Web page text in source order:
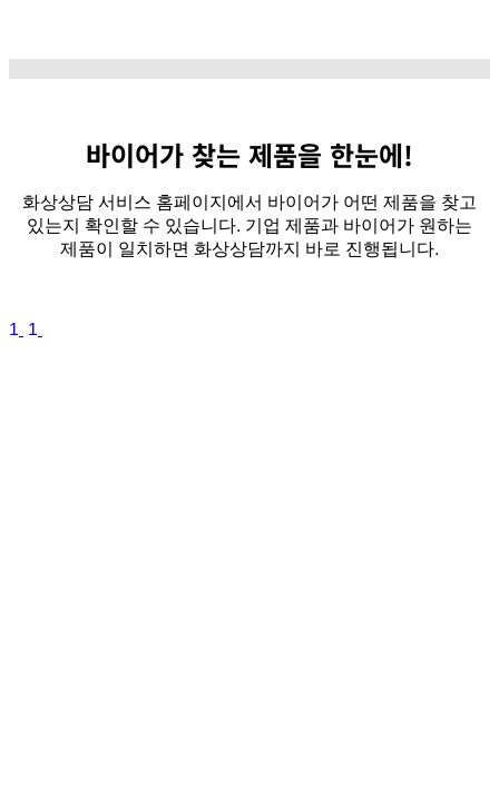
바이어가 찾는 제품을 한눈에!
화상상담 서비스 홈페이지에서 바이어가 어떤 제품을 찾고
있는지 확인할 수 있습니다. 기업 제품과 바이어가 원하는
제품이 일치하면 화상상담까지 바로 진행됩니다.
1 1